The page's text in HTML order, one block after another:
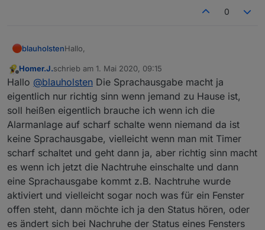
0
blauholstenHallo,
könntet ihr die Wünsche mit der Sprachausgabe
und der Nachtruhe noch mal kurz beschreiben?
Offline
Homer.J.schrieb am 1. Mai 2020, 09:15
zuletzt editiert von
Hallo @blauholsten Die Sprachausgabe macht ja
eigentlich nur richtig sinn wenn jemand zu Hause ist,
soll heißen eigentlich brauche ich wenn ich die
Alarmanlage auf scharf schalte wenn niemand da ist
keine Sprachausgabe, vielleicht wenn man mit Timer
scharf schaltet und geht dann ja, aber richtig sinn macht
es wenn ich jetzt die Nachtruhe einschalte und dann
eine Sprachausgabe kommt z.B. Nachtruhe wurde
aktiviert und vielleicht sogar noch was für ein Fenster
offen steht, dann möchte ich ja den Status hören, oder
es ändert sich bei Nachruhe der Status eines Fensters